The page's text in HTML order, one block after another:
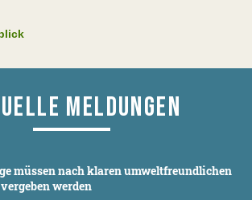
MELDUNGEN
müssen nach klaren umweltfreundlichen
werden